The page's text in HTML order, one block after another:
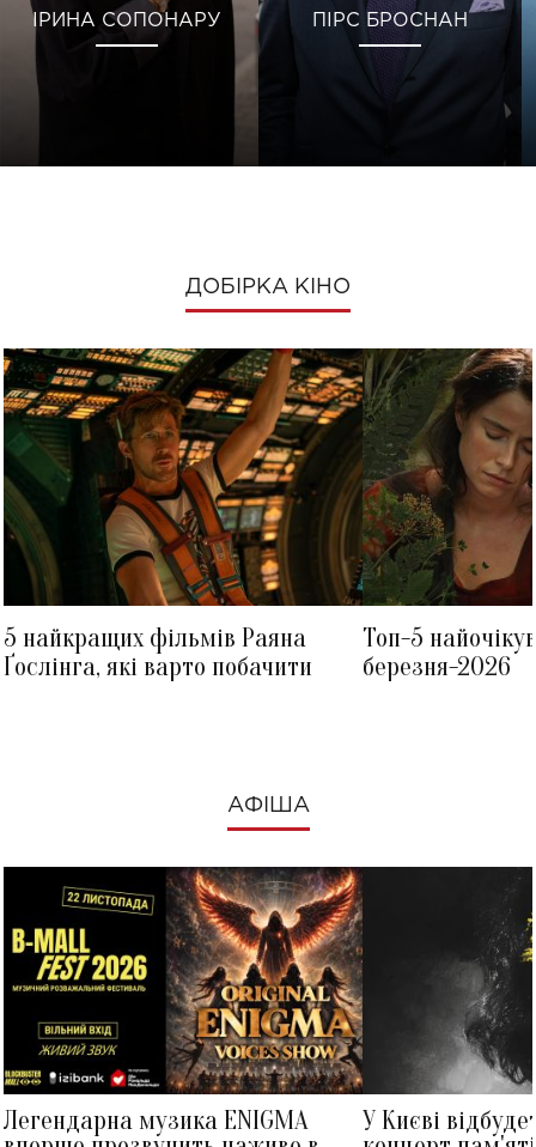
ІРИНА СОПОНАРУ ПІРС БРОСНАН
ДОБІРКА КІНО
5 найкращих фільмів Раяна
Ґослінга, які варто побачити
Топ-5
березня-2026
АФІША
Легендарна музика ENIGMA
У Києві